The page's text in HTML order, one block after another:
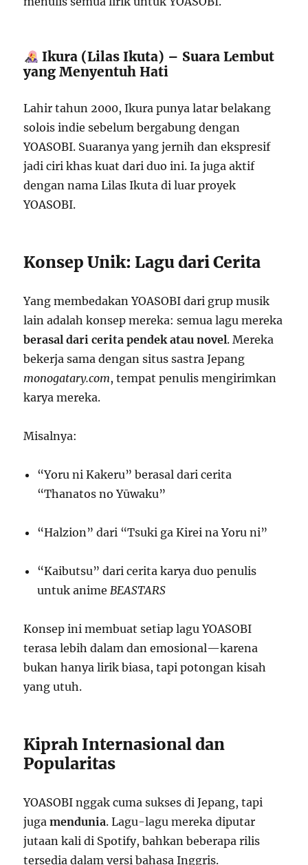
Ikura (Lilas Ikuta) – Suara Lembut
yang Menyentuh Hati
Lahir tahun 2000, Ikura punya latar belakang
solois indie sebelum bergabung dengan
YOASOBI. Suaranya yang jernih dan ekspresif
jadi ciri khas kuat dari duo ini. Ia juga aktif
dengan nama Lilas Ikuta di luar proyek
YOASOBI.
Konsep Unik: Lagu dari Cerita
Yang membedakan YOASOBI dari grup musik
lain adalah konsep mereka: semua lagu mereka
berasal dari cerita pendek atau novel. Mereka
bekerja sama dengan situs sastra Jepang
monogatary.com, tempat penulis mengirimkan
karya mereka.
Misalnya:
“Yoru ni Kakeru” berasal dari cerita
“Thanatos no Yūwaku”
“Halzion” dari “Tsuki ga Kirei na Yoru ni”
“Kaibutsu” dari cerita karya duo penulis
untuk anime BEASTARS
Konsep ini membuat setiap lagu YOASOBI
terasa lebih dalam dan emosional—karena
bukan hanya lirik biasa, tapi potongan kisah
yang utuh.
Kiprah Internasional dan
Popularitas
YOASOBI nggak cuma sukses di Jepang, tapi
jugamendunia. Lagu-lagu mereka diputar
jutaan kali di Spotify, bahkan beberapa rilis
tersedia dalam versi bahasa Inggris.